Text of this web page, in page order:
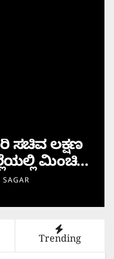
ಸಚಿವ ಲಕ್ಷಣ
ಮಿಂಚಿನ
SAGAR
Trending